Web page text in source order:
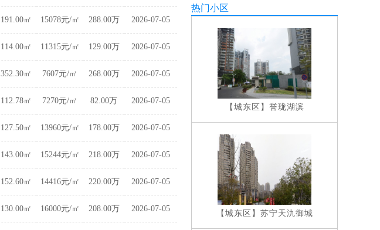
191.00㎡ 15078元/㎡ 288.00万 2026-07-05
114.00㎡ 11315元/㎡ 129.00万 2026-07-05
352.30㎡ 7607元/㎡ 268.00万 2026-07-05
112.78㎡ 7270元/㎡ 82.00万 2026-07-05
127.50㎡ 13960元/㎡ 178.00万 2026-07-05
143.00㎡ 15244元/㎡ 218.00万 2026-07-05
152.60㎡ 14416元/㎡ 220.00万 2026-07-05
130.00㎡ 16000元/㎡ 208.00万 2026-07-05
热门小区
【城东区】 誉珑湖滨
【城东区】 苏宁天氿御城